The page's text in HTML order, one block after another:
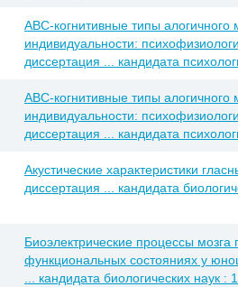
АВС-когнитивные типы алогичного
индивидуальности:
диссертация ... кандидата
АВС-когнитивные типы алогичного
индивидуальности:
диссертация ... кандидата
Акустические характеристики
диссертация ... кандидата
Биоэлектрические процессы мозга
функциональных состояниях у
... кандидата биологических наук :